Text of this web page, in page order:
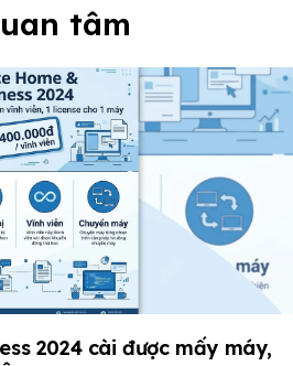
tâm
2024 cài được mấy máy,